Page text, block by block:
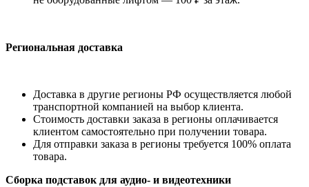
Региональная доставка
Доставка в другие регионы РФ осуществляется любой
транспортной компанией на выбор клиента.
Стоимость доставки заказа в регионы оплачивается
клиентом самостоятельно при получении товара.
Для отправки заказа в регионы требуется 100% оплата
товара.
Сборка подставок для аудио- и видеотехники